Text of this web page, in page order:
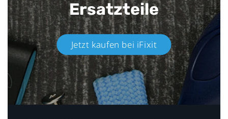
Ersatzteile
Jetzt kaufen bei iFixit​